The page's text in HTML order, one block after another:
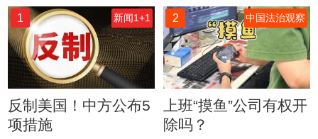
1 新闻1+1
反制美国！中方公布5
项措施
2 中国法治观察
上班“摸鱼”公司有权开
除吗？